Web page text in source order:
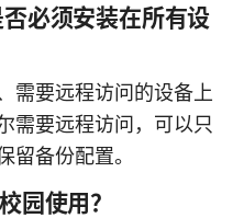
必须安装在所有设
需要远程访问的设备上
需要远程访问，可以只
留备份配置。
园使用？